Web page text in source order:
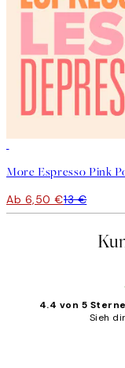
More Espresso Pink
Ab 6,50 €13 €
4.4 von 5
Sieh